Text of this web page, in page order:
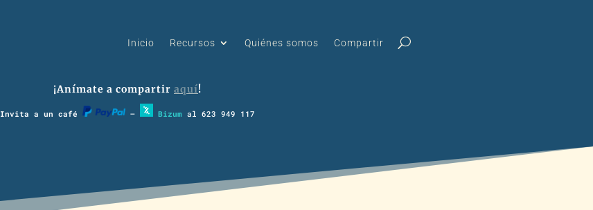
Inicio Recursos Quiénes somos Compartir
¡Anímate a compartir aquí!
Invita a un café – Bizum al 623 949 117